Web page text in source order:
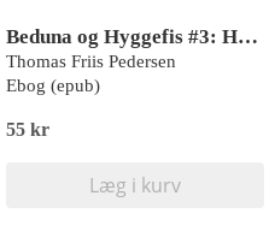
Beduna og Hyggefis #3: Hyggefis møder et uhyre
Thomas Friis Pedersen
Ebog (epub)
55 kr
Læg i kurv